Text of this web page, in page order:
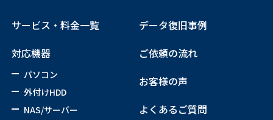
サービス・料金一覧
対応機器
パソコン
外付けHDD
NAS/サーバー
データ復旧事例
ご依頼の流れ
お客様の声
よくあるご質問